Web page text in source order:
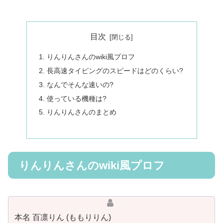
目次
りんりんさんのwiki風プロフ
長高速タイピングのスピードはどのくらい?
なんでそんな速いの?
使っている機種は?
りんりんさんのまとめ
りんりんさんのwiki風プロフ
本名 百凛りん (ももりりん)